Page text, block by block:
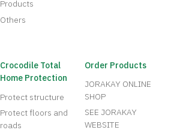
Products
Others
Crocodile Total
Home Protection
Protect structure
Protect floors and
roads
Order Products
JORAKAY ONLINE
SHOP
SEE JORAKAY
WEBSITE